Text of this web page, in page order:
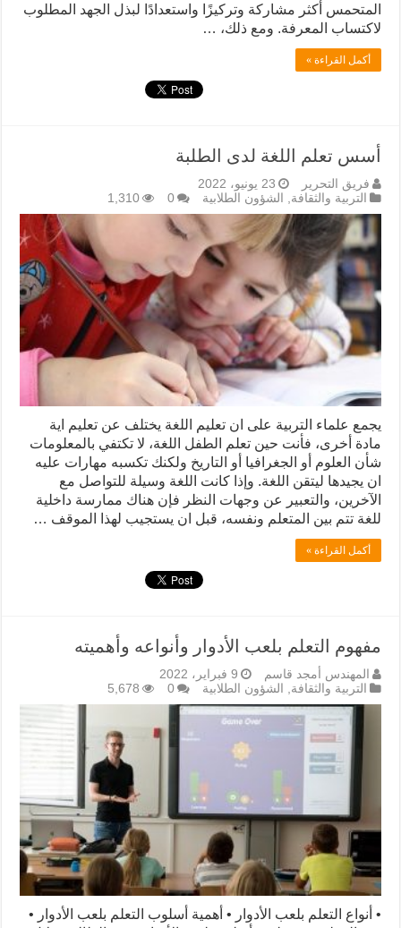
المتحمس أكثر مشاركة وتركيزًا واستعدادًا لبذل الجهد المطلوب
لاكتساب المعرفة. ومع ذلك، …
أكمل القراءة »
أسس تعلم اللغة لدى الطلبة
فريق التحرير
23 يونيو، 2022
التربية والثقافة
الشؤون الطلابية 0
1,310
يجمع علماء التربية على ان تعليم اللغة يختلف عن تعليم اية
مادة أخرى، فأنت حين تعلم الطفل اللغة، لا تكتفي بالمعلومات
شأن العلوم أو الجغرافيا أو التاريخ ولكنك تكسبه مهارات عليه
ان يجيدها ليتقن اللغة. وإذا كانت اللغة وسيلة للتواصل مع
الآخرين، والتعبير عن وجهات النظر فإن هناك ممارسة داخلية
للغة تتم بين المتعلم ونفسه، قبل ان يستجيب لهذا الموقف …
أكمل القراءة »
مفهوم التعلم بلعب الأدوار وأنواعه وأهميته
المهندس أمجد قاسم
9 فبراير، 2022
التربية والثقافة
الشؤون الطلابية 0
5,678
• أنواع التعلم بلعب الأدوار • أهمية أسلوب التعلم بلعب الأدوار •